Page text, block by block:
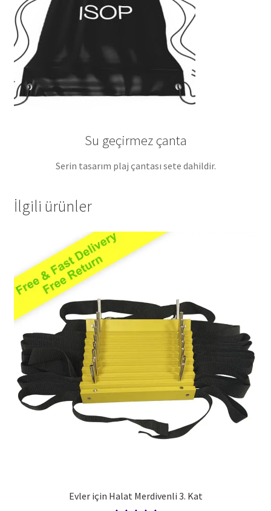
Su geçirmez çanta
Serin tasarım plaj çantası sete dahildir.
İlgili ürünler
Evler için Halat Merdivenli 3. Kat